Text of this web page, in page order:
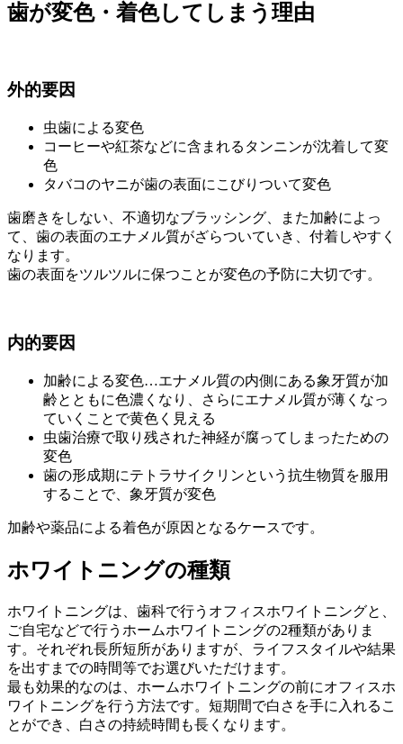
歯が変色・着色してしまう理由
外的要因
虫歯による変色
コーヒーや紅茶などに含まれるタンニンが沈着して変
色
タバコのヤニが歯の表面にこびりついて変色
歯磨きをしない、不適切なブラッシング、また加齢によっ
て、歯の表面のエナメル質がざらついていき、付着しやすく
なります。
歯の表面をツルツルに保つこと が変色の予防に大切です。
内的要因
加齢による変色…エナメル質の内側にある象牙質が加
齢とともに色濃くなり、さらにエナメル質が薄くなっ
ていくことで黄色く見える
虫歯治療で取り残された神経が腐ってしまったための
変色
歯の形成期にテトラサイクリンという抗生物質を服用
することで、象牙質が変色
加齢や薬品による着色が原因となるケースです。
ホワイトニングの種類
ホワイトニングは、歯科で行うオフィスホワイトニングと、
ご自宅などで行うホームホワイトニングの2種類がありま
す。それぞれ長所短所がありますが、ライフスタイルや結果
を出すまでの時間等でお選びいただけます。
最も効果的なのは、ホームホワイトニングの前にオフィスホ
ワイトニングを行う方法です。短期間で白さを手に入れるこ
とができ、白さの持続時間も長くなります。